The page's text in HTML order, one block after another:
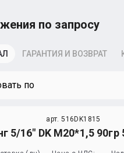
по запросу
ГАРАНТИЯ И ВОЗВРАТ
по
арт. 516DK1815
5/16" DK М20*1,5 90гр